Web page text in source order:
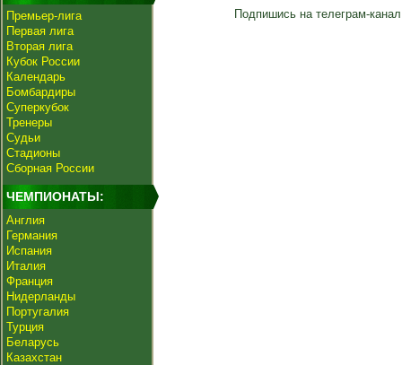
Премьер-лига
Первая лига
Вторая лига
Кубок России
Календарь
Бомбардиры
Суперкубок
Тренеры
Судьи
Стадионы
Сборная России
ЧЕМПИОНАТЫ:
Англия
Германия
Испания
Италия
Франция
Нидерланды
Португалия
Турция
Беларусь
Казахстан
Подпишись на телеграм-